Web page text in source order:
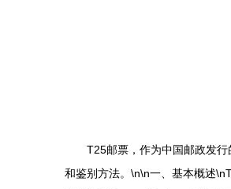
T25邮票，作为中国邮政发
和鉴别方法。\n\n一、基本概述